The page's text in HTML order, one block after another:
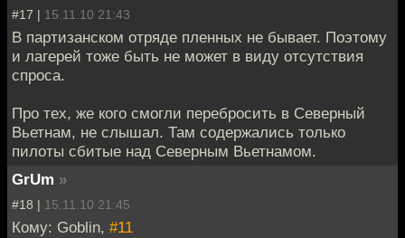
#17 | 15.11.10 21:43
В партизанском отряде пленных не бывает. Поэтому
и лагерей тоже быть не может в виду отсутствия
спроса.
Про тех, же кого смогли перебросить в Северный
Вьетнам, не слышал. Там содержались только
пилоты сбитые над Северным Вьетнамом.
GrUm »
#18 | 15.11.10 21:45
Кому: Goblin, #11